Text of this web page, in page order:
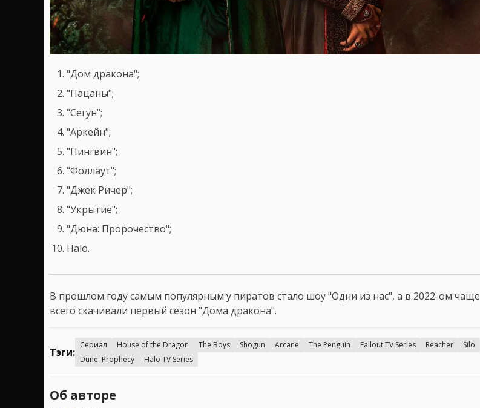
"Дом дракона";
"Пацаны";
"Сегун";
"Аркейн";
"Пингвин";
"Фоллаут";
"Джек Ричер";
"Укрытие";
"Дюна: Пророчество";
Halo.
В прошлом году самым популярным у пиратов стало шоу "Одни из нас", а в 2022-ом чаще
всего скачивали первый сезон "Дома дракона".
Тэги:
Сериал House of the Dragon The Boys Shogun Arcane The Penguin Fallout TV Series Reacher
Silo
Dune: Prophecy
Halo TV Series
Об авторе